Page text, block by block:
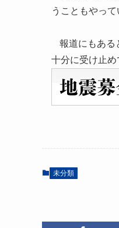
うこともやって
報道にもある
十分に受け止め
未分類